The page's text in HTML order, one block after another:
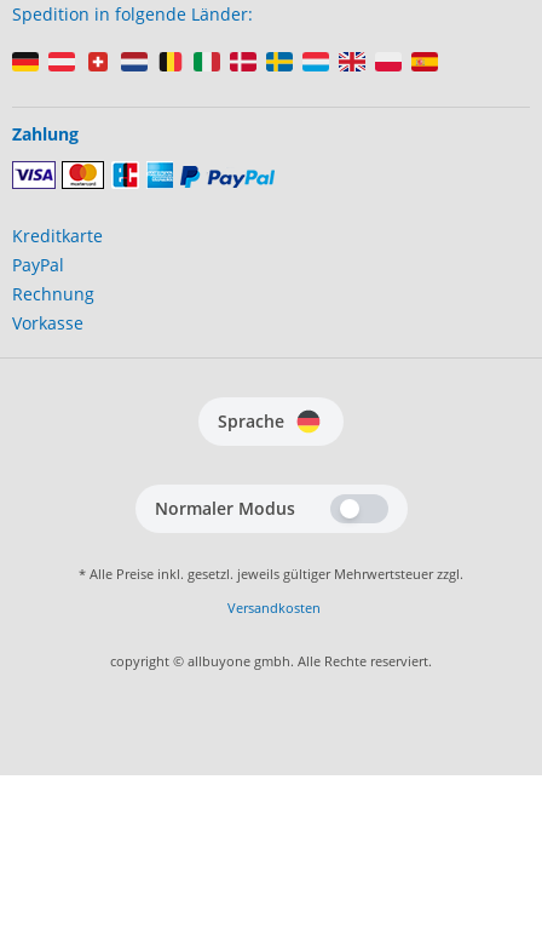
Spedition in folgende Länder:
Zahlung
Kreditkarte
PayPal
Rechnung
Vorkasse
Sprache
Normaler Modus
* Alle Preise inkl. gesetzl. jeweils gültiger Mehrwertsteuer zzgl.
Versandkosten
copyright © allbuyone gmbh. Alle Rechte reserviert.